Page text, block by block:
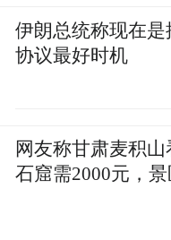
（注：图片及素
伊朗总统称现在是
协议最好时机
网友称甘肃麦积
石窟需2000元，